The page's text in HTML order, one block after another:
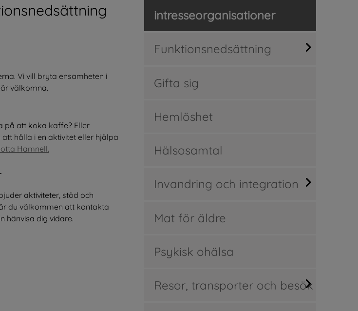
Vi vill bryta ensamheten i
välkomna.
på att koka kaffe? Eller
hålla i en aktivitet eller hjälpa
Hamnell.
aktiviteter, stöd och
du välkommen att kontakta
hänvisa dig vidare.
intresseorganisationer
Funktionsnedsättning
Gifta sig
Hemlöshet
Hälsosamtal
Invandring och integration
Mat för äldre
Psykisk ohälsa
Resor, transporter och besök